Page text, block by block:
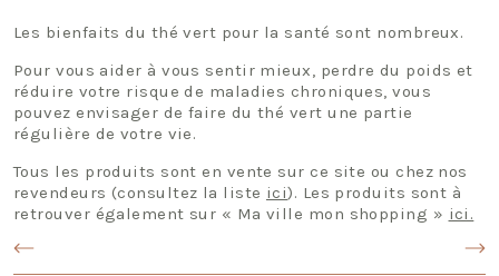
Les bienfaits du thé vert pour la santé sont nombreux.
Pour vous aider à vous sentir mieux, perdre du poids et
réduire votre risque de maladies chroniques, vous
pouvez envisager de faire du thé vert une partie
régulière de votre vie.
Tous les produits sont en vente sur ce site ou chez nos
revendeurs (consultez la liste ici). Les produits sont à
retrouver également sur « Ma ville mon shopping » ici.